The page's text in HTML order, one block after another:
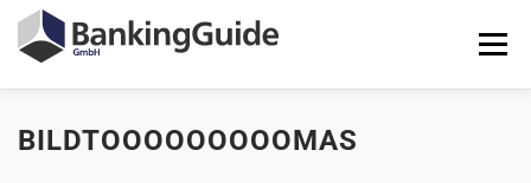
Zum
Inhalt
springen
Menü
STARTSEITE PRODUKTE BANKINGGUIDE-DEMO
BILDTOOOOOOOOOMAS